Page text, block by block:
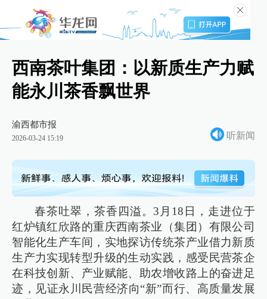
西南茶叶集团：以新质生产力赋
能永川茶香飘世界
渝西都市报
2026-03-24 15:19 听新闻
春茶吐翠，茶香四溢。3月18日，走进位于
红炉镇红欣路的重庆西南茶业（集团）有限公司
智能化生产车间，实地探访传统茶产业借力新质
生产力实现转型升级的生动实践，感受民营茶企
在科技创新、产业赋能、助农增收路上的奋进足
迹，见证永川民营经济向“新”而行、高质量发展